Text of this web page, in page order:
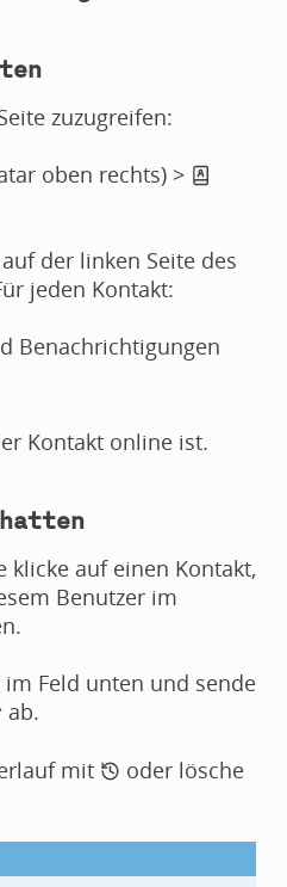
zuzugreifen:
oben rechts) >
der linken Seite des
jeden Kontakt:
Benachrichtigungen
Kontakt online ist.
klicke auf einen Kontakt,
Benutzer im
Feld unten und sende
ab.
mit
oder lösche